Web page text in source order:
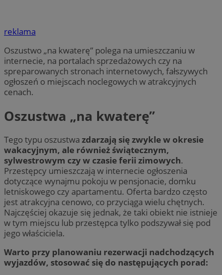
reklama
Oszustwo „na kwaterę” polega na umieszczaniu w
internecie, na portalach sprzedażowych czy na
spreparowanych stronach internetowych, fałszywych
ogłoszeń o miejscach noclegowych w atrakcyjnych
cenach.
Oszustwa „na kwaterę”
Tego typu oszustwa zdarzają się zwykle w okresie
wakacyjnym, ale również świątecznym,
sylwestrowym czy w czasie ferii zimowych.
Przestępcy umieszczają w internecie ogłoszenia
dotyczące wynajmu pokoju w pensjonacie, domku
letniskowego czy apartamentu. Oferta bardzo często
jest atrakcyjna cenowo, co przyciąga wielu chętnych.
Najczęściej okazuje się jednak, że taki obiekt nie istnieje
w tym miejscu lub przestępca tylko podszywał się pod
jego właściciela.
Warto przy planowaniu rezerwacji nadchodzących
wyjazdów, stosować się do następujących porad: